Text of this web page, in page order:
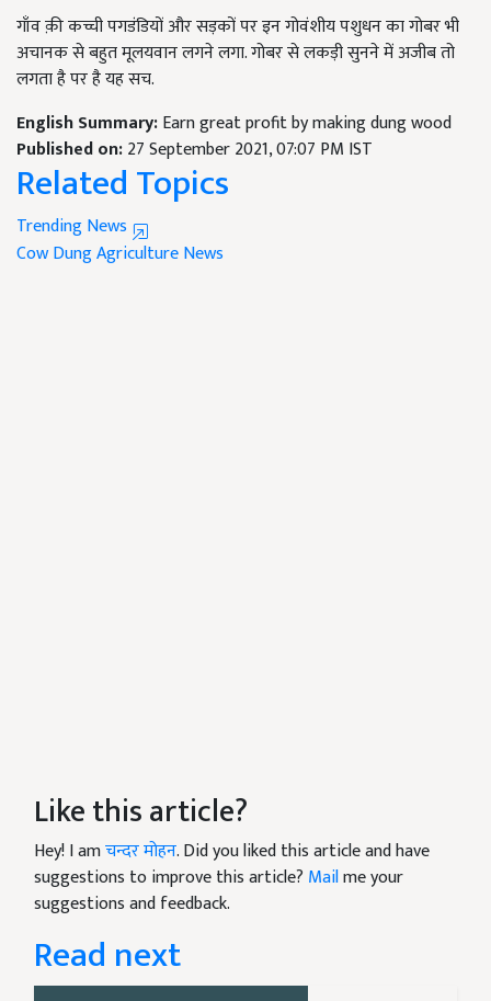
गाँव क़ी कच्ची पगडंडियों और सड़कों पर इन गोवंशीय पशुधन का गोबर भी
अचानक से बहुत मूलयवान लगने लगा. गोबर से लकड़ी सुनने में अजीब तो
लगता है पर है यह सच.
English Summary:Earn great profit by making dung wood
Published on:27 September 2021, 07:07 PM IST
Related Topics
Trending News
Cow DungAgriculture News
Like this article?
Hey! I amचन्दर मोहन. Did you liked this article and have
suggestions to improve this article? Mailme your
suggestions and feedback.
Read next